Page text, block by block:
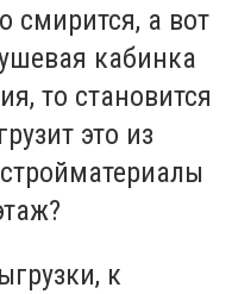
смирится, а вот
кабинка
то становится
это из
к